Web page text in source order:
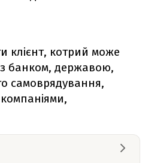
клієнт, котрий може
банком, державою,
самоврядування,